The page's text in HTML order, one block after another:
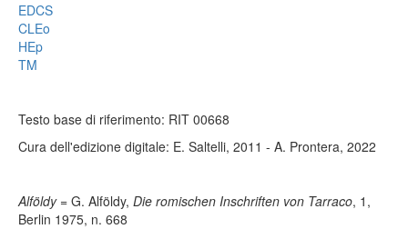
EDCS
CLEo
HEp
TM
Testo base di riferimento: RIT 00668
Cura dell'edizione digitale: E. Saltelli, 2011 - A. Prontera, 2022
Alföldy= G. Alföldy, Die romischen Inschriften von Tarraco, 1,
Berlin 1975, n. 668